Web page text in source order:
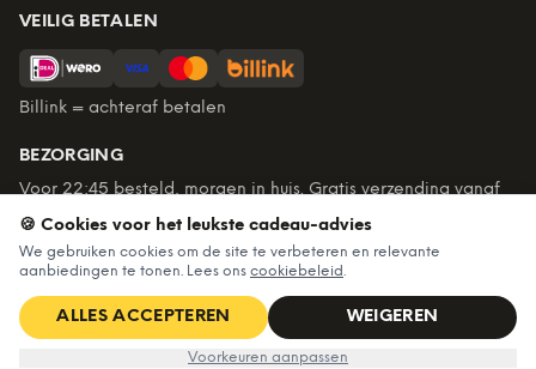
IN WINKELWAGEN
VEILIG BETALEN
Billink = achteraf betalen
BEZORGING
Voor 22:45 besteld, morgen in huis. Gratis verzending vanaf
€60. Tot 365 dagen retourneren.
★ 4,7/5 uit 6.235beoordelingen
©2026Ditverzinjeniet — Alle rechten voorbehouden
Algemene voorwaarden·Privacy & cookies·Cookievoorkeuren
🍪 Cookies voor het leukste cadeau-advies
We gebruiken cookies om de site te verbeteren en relevante
aanbiedingen te tonen. Lees ons cookiebeleid.
ALLES ACCEPTEREN WEIGEREN
Voorkeuren aanpassen